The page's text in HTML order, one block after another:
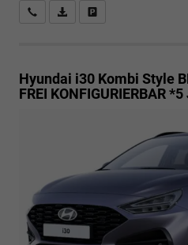
Rückrufbitte absenden
PDF-Datei, Fahrzeugexposé
Hyundai i30 Kombi Style
FREI KONFIGURIERBAR